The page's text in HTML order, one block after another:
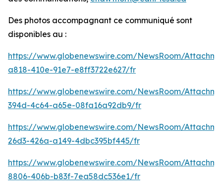
Des photos accompagnant ce communiqué sont
disponibles au :
https://www.globenewswire.com/NewsRoom/
a818-410e-91e7-e8ff3722e627/fr
https://www.globenewswire.com/NewsRoom/
394d-4c64-a65e-08fa16a92db9/fr
https://www.globenewswire.com/NewsRoom/
26d3-426a-a149-4dbc395bf445/fr
https://www.globenewswire.com/NewsRoom/
8806-406b-b83f-7ea58dc536e1/fr